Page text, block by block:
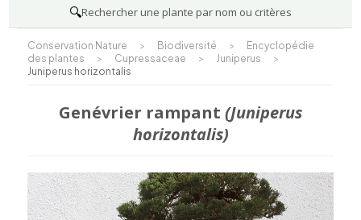
🔍Rechercher une plante par nom ou critères
Conservation Nature > Biodiversité >
Encyclopédie
des plantes
> Cupressaceae > Juniperus
>
Juniperus horizontalis
Genévrier rampant (Juniperus
horizontalis)